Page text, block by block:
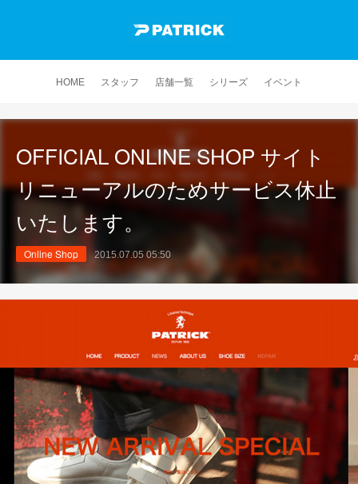
HOME スタッフ 店舗一覧 シリーズ イベント
OFFICIAL ONLINE SHOP サイト
リニューアルのためサービス休止
いたします。
Online Shop 2015.07.05 05:50